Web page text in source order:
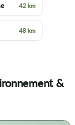
42 km
48 km
&